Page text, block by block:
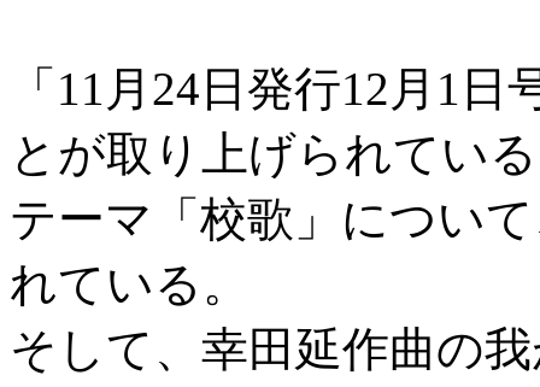
「11月24日発行12月1日
とが取り上げられてい
テーマ「校歌」につい
れている。
そして、幸田延作曲の